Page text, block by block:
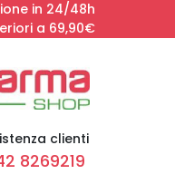
in 24/48h
a 69,90€
clienti
8269219